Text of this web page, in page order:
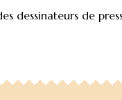
dessinateurs de